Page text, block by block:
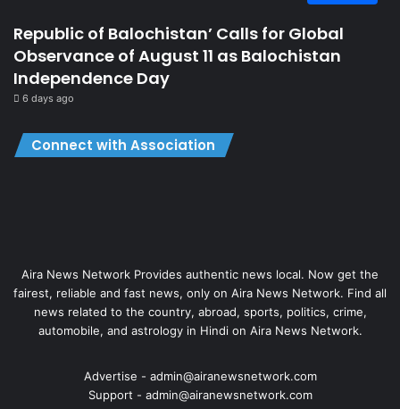
Republic of Balochistan’ Calls for Global
Observance of August 11 as Balochistan
Independence Day
6 days ago
Connect with Association
Aira News Network Provides authentic news local. Now get the
fairest, reliable and fast news, only on Aira News Network. Find all
news related to the country, abroad, sports, politics, crime,
automobile, and astrology in Hindi on Aira News Network.
Advertise - admin@airanewsnetwork.com
Support - admin@airanewsnetwork.com